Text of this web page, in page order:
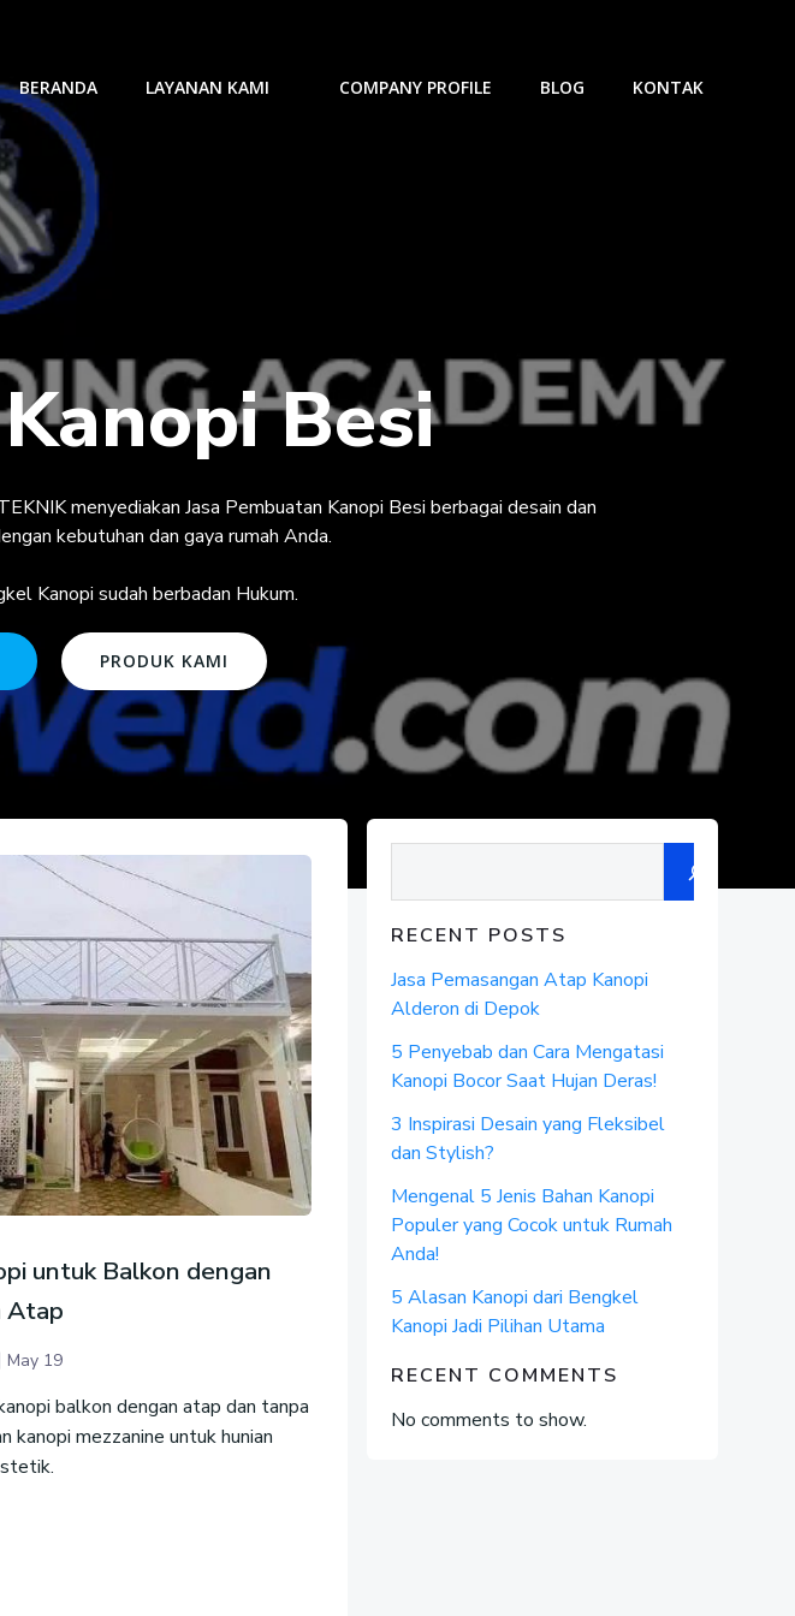
BERANDA LAYANAN KAMI COMPANY PROFILE BLOG KONTAK
Besi
menyediakan Jasa Pembuatan Kanopi Besi berbagai desain dan
kebutuhan dan gaya rumah Anda.
Kanopi sudah berbadan Hukum.
PRODUK KAMI
untuk Balkon dengan
Atap
May 19
balkon dengan atap dan tanpa
kanopi mezzanine untuk hunian
RECENT POSTS
Jasa Pemasangan Atap Kanopi
Alderon di Depok
5 Penyebab dan Cara Mengatasi
Kanopi Bocor Saat Hujan Deras!
3 Inspirasi Desain yang Fleksibel
dan Stylish?
Mengenal 5 Jenis Bahan Kanopi
Populer yang Cocok untuk Rumah
Anda!
5 Alasan Kanopi dari Bengkel
Kanopi Jadi Pilihan Utama
RECENT COMMENTS
No comments to show.